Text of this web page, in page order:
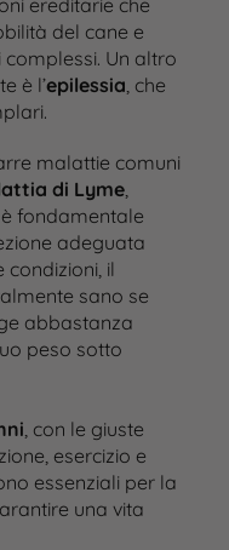
ereditarie che
del cane e
Un altro
è l’epilessia, che
malattie comuni
di Lyme,
fondamentale
adeguata
condizioni, il
sano se
abbastanza
peso sotto
, con le giuste
esercizio e
essenziali per la
una vita